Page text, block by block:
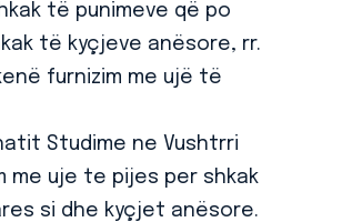
të punimeve që po
të kyçjeve anësore, rr.
furnizim me ujë të
Studime ne Vushtrri
me uje te pijes per shkak
si dhe kyçjet anësore.